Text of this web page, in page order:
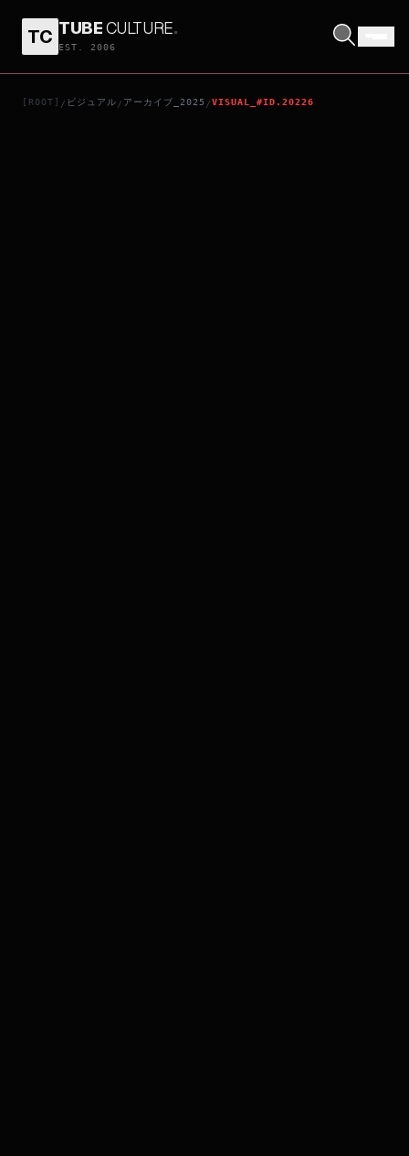
TC TUBECULTURE.
EST. 2006
[ROOT] / ビジュアル / アーカイブ_2025 /VISUAL_#ID.20226
特別編集版 機動戦士ガンダム 鉄血のオルフェンズ ウルズハント -小さな挑戦者の軌跡-